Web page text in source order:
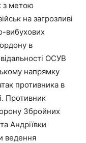
з метою
на загрозливі
вибухових
в
ОСУВ
напрямку
противника в
Противник
Збройних
Андріївки
ведення